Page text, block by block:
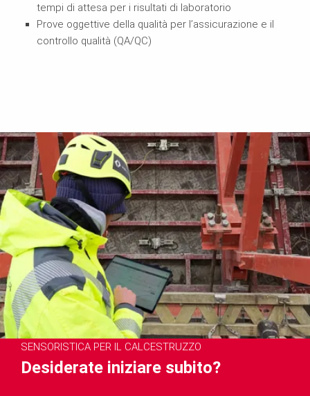
tempi di attesa per i risultati di laboratorio
Prove oggettive della qualità per l’assicurazione e il
controllo qualità (QA/QC)
SENSORISTICA PER IL CALCESTRUZZO
Desiderate iniziare subito?